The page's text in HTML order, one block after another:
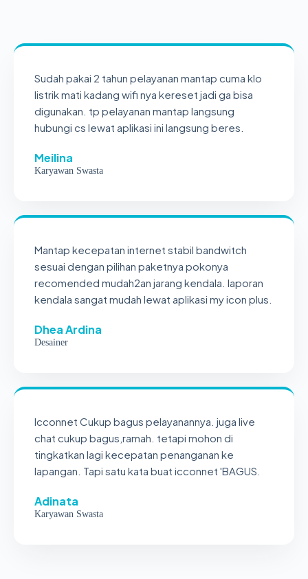
Sudah pakai 2 tahun pelayanan mantap cuma klo
listrik mati kadang wifi nya kereset jadi ga bisa
digunakan. tp pelayanan mantap langsung
hubungi cs lewat aplikasi ini langsung beres.
Meilina
Karyawan Swasta
Mantap kecepatan internet stabil bandwitch
sesuai dengan pilihan paketnya pokonya
recomended mudah2an jarang kendala. laporan
kendala sangat mudah lewat aplikasi my icon plus.
Dhea Ardina
Desainer
Icconnet Cukup bagus pelayanannya. juga live
chat cukup bagus,ramah. tetapi mohon di
tingkatkan lagi kecepatan penanganan ke
lapangan. Tapi satu kata buat icconnet 'BAGUS.
Adinata
Karyawan Swasta